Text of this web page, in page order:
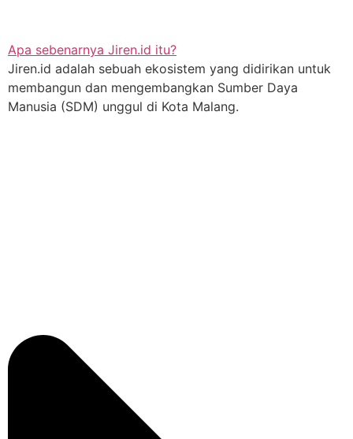
Apa sebenarnya Jiren.id itu?
Jiren.id adalah sebuah ekosistem yang didirikan untuk
membangun dan mengembangkan Sumber Daya
Manusia (SDM) unggul di Kota Malang.